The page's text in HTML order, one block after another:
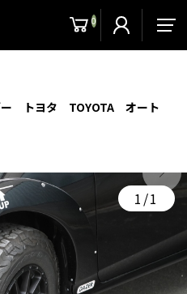
0
ー トヨタ TOYOTA オート
1/1